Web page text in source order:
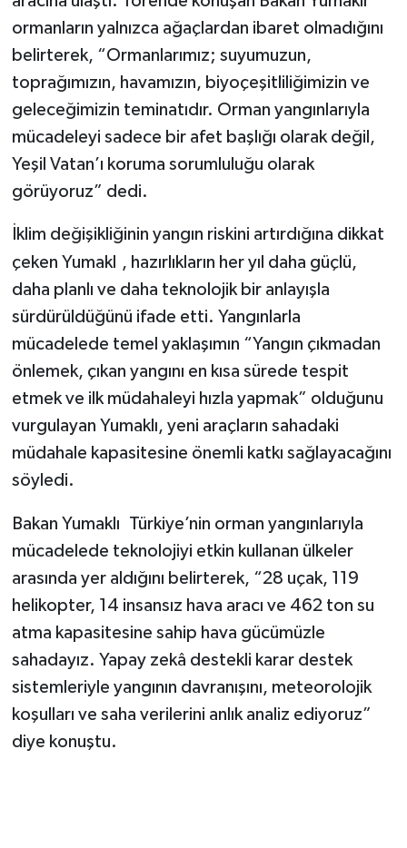
arazöz, 878 iş makinesi ve 2.766 ilk müdahale
aracına ulaştı. Törende konuşan Bakan Yumaklı,
ormanların yalnızca ağaçlardan ibaret olmadığını
belirterek, “Ormanlarımız; suyumuzun,
toprağımızın, havamızın, biyoçeşitliliğimizin ve
geleceğimizin teminatıdır. Orman yangınlarıyla
mücadeleyi sadece bir afet başlığı olarak değil,
Yeşil Vatan’ı koruma sorumluluğu olarak
görüyoruz” dedi.
İklim değişikliğinin yangın riskini artırdığına dikkat
çeken Yumakl , hazırlıkların her yıl daha güçlü,
daha planlı ve daha teknolojik bir anlayışla
sürdürüldüğünü ifade etti. Yangınlarla
mücadelede temel yaklaşımın “Yangın çıkmadan
önlemek, çıkan yangını en kısa sürede tespit
etmek ve ilk müdahaleyi hızla yapmak” olduğunu
vurgulayan Yumaklı, yeni araçların sahadaki
müdahale kapasitesine önemli katkı sağlayacağını
söyledi.
Bakan Yumaklı,Türkiye’nin orman yangınlarıyla
mücadelede teknolojiyi etkin kullanan ülkeler
arasında yer aldığını belirterek, “28 uçak, 119
helikopter, 14 insansız hava aracı ve 462 ton su
atma kapasitesine sahip hava gücümüzle
sahadayız. Yapay zekâ destekli karar destek
sistemleriyle yangının davranışını, meteorolojik
koşulları ve saha verilerini anlık analiz ediyoruz”